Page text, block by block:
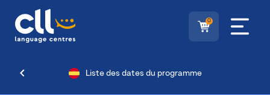
0
Liste des dates du programme